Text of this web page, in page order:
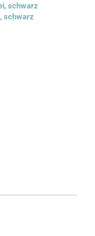
schwarz
schwarz